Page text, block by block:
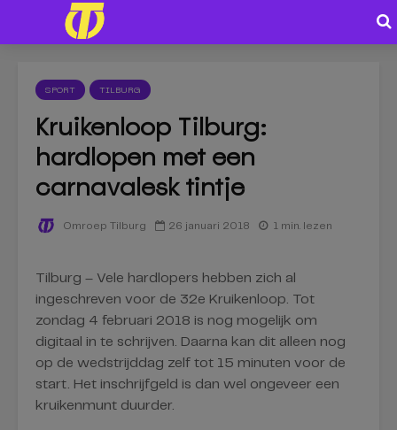
SPORT TILBURG
Kruikenloop Tilburg:
hardlopen met een
carnavalesk tintje
Omroep Tilburg 26 januari 2018 1 min. lezen
Tilburg – Vele hardlopers hebben zich al
ingeschreven voor de 32e Kruikenloop. Tot
zondag 4 februari 2018 is nog mogelijk om
digitaal in te schrijven. Daarna kan dit alleen nog
op de wedstrijddag zelf tot 15 minuten voor de
start. Het inschrijfgeld is dan wel ongeveer een
kruikenmunt duurder.